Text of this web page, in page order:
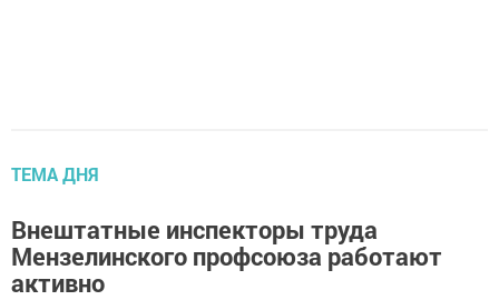
ТЕМА ДНЯ
Внештатные инспекторы труда
Мензелинского профсоюза работают
активно